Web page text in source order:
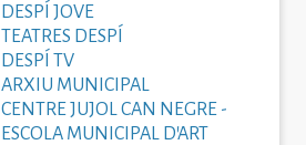
DESPÍ JOVE
TEATRES DESPÍ
DESPÍ TV
ARXIU MUNICIPAL
CENTRE JUJOL CAN NEGRE -
ESCOLA MUNICIPAL D'ART